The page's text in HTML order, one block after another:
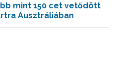
mint 150 cet vetődött
Ausztráliában